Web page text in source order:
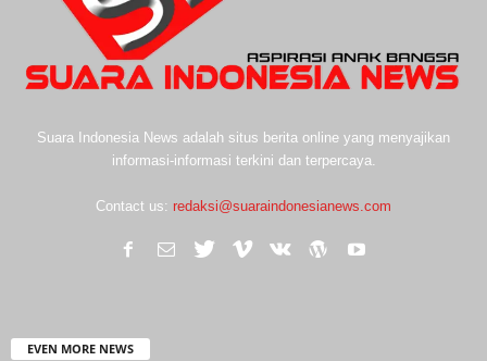
Suara Indonesia News adalah situs berita online yang menyajikan
informasi-informasi terkini dan terpercaya.
Contact us: redaksi@suaraindonesianews.com
EVEN MORE NEWS